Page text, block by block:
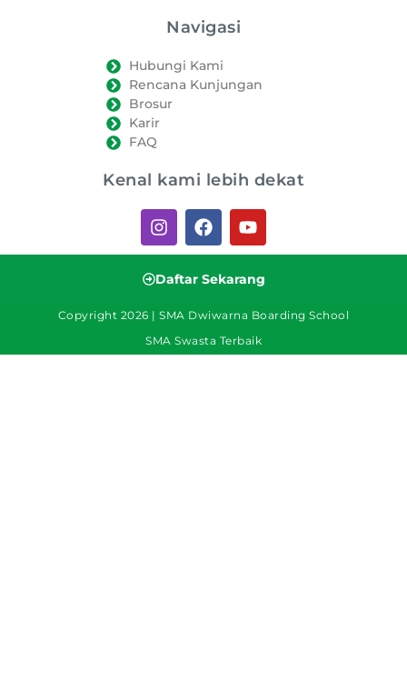
Navigasi
Hubungi Kami
Rencana Kunjungan
Brosur
Karir
FAQ
Kenal kami lebih dekat
Daftar Sekarang
Copyright 2026 | SMA Dwiwarna Boarding School
SMA Swasta Terbaik